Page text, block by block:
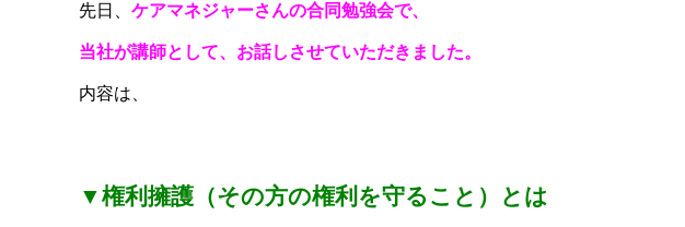
先日、 ケアマネジャーさんの合同勉強会で、
当社が講師として、お話しさせていただきました。
内容は、
▼権利擁護（その方の権利を守ること）とは